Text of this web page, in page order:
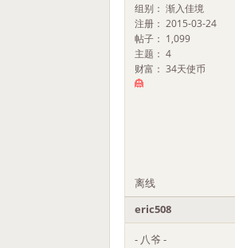
组别： 渐入佳境
注册： 2015-03-24
帖子： 1,099
主题： 4
财富： 34天使币
离线
eric508
- 八爷 -